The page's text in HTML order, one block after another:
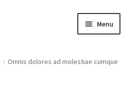
Menu
Omnis dolores ad molestiae cumque